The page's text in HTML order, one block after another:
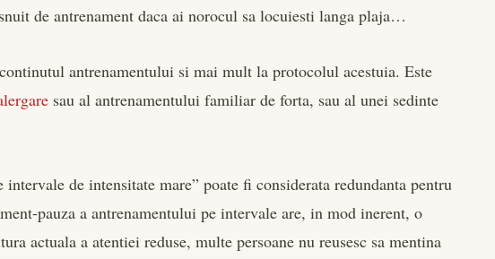
de antrenament daca ai norocul sa locuiesti langa plaja…
antrenamentului si mai mult la protocolul acestuia. Este
sau al antrenamentului familiar de forta, sau al unei sedinte
intervale de intensitate mare” poate fi considerata redundanta pentru
pauza a antrenamentului pe intervale are, in mod inerent, o
actuala a atentiei reduse, multe persoane nu reusesc sa mentina